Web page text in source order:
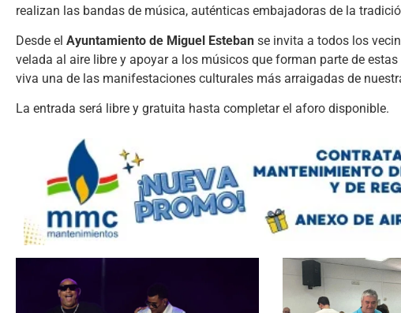
realizan las bandas de música, auténticas embajadoras de la
Desde el Ayuntamiento de Miguel Esteban se invita a todos los
velada al aire libre y apoyar a los músicos que forman parte de
viva una de las manifestaciones culturales más arraigadas de
La entrada será libre y gratuita hasta completar el aforo disponible.